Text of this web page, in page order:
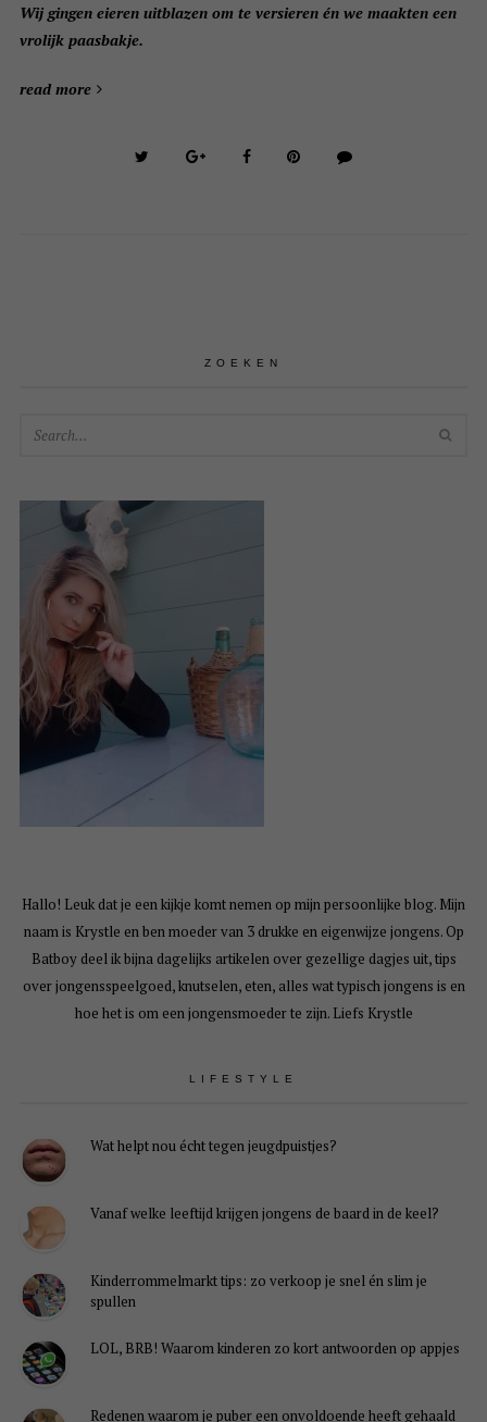
Wij gingen eieren uitblazen om te versieren én we maakten een
vrolijk paasbakje.
read more
ZOEKEN
Hallo! Leuk dat je een kijkje komt nemen op mijn persoonlijke blog. Mijn
naam is Krystle en ben moeder van 3 drukke en eigenwijze jongens. Op
Batboy deel ik bijna dagelijks artikelen over gezellige dagjes uit, tips
over jongensspeelgoed, knutselen, eten, alles wat typisch jongens is en
hoe het is om een jongensmoeder te zijn. Liefs Krystle
LIFESTYLE
Wat helpt nou écht tegen jeugdpuistjes?
Vanaf welke leeftijd krijgen jongens de baard in de keel?
Kinderrommelmarkt tips: zo verkoop je snel én slim je
spullen
LOL, BRB! Waarom kinderen zo kort antwoorden op appjes
Redenen waarom je puber een onvoldoende heeft gehaald